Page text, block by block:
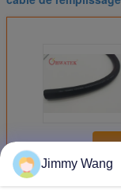
PlusCâble de
Jimmy Wang